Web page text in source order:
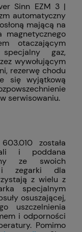
Sinn EZM 3 |
automatyczny
mającą na
magnetycznego
otaczającym
gaz,
wywołującym
rezerwę chodu
się wyjątkową
serwisowaniu.
została
i poddana
ze swoich
i zegarki dla
z wielu z
specjalnym
osuszającej,
uszczelnienia
i odporności
Pomimo